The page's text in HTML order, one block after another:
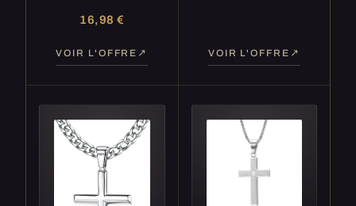
16,98 €
VOIR L'OFFRE VOIR L'OFFRE